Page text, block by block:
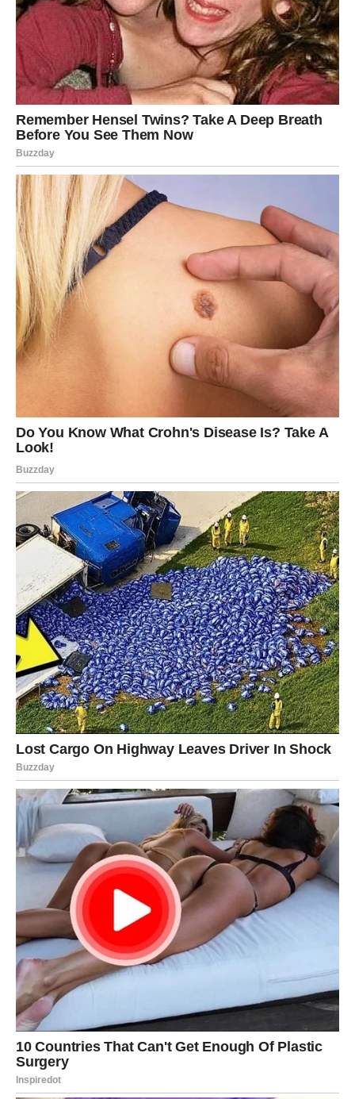
Provjerite jesu li svi džepovi temeljito pregledani kako biste
spriječili da sitni predmeti, poput metalnih novčića, oštete
perilicu rublja.